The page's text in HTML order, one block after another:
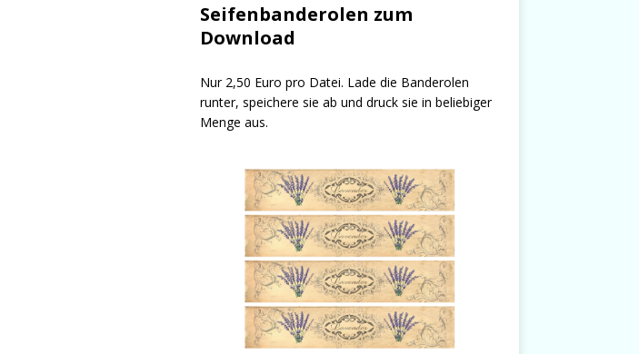
Seifenbanderolen zum
Download
Nur 2,50 Euro pro Datei. Lade die Banderolen
runter, speichere sie ab und druck sie in beliebiger
Menge aus.